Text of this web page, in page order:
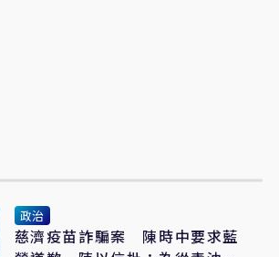
政治
慈濟疫苗詐騙案 陳時中要求藍